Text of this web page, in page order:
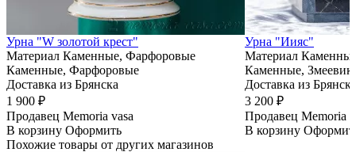
Урна "W золотой крест"
Материал Каменные, Фарфоровые
Каменные, Фарфоровые
Доставка из Брянска
1 900 ₽
Продавец Memoria vasa
В корзину Оформить
Урна "Иияс"
Материал
Каменные, Змеевик
Доставка из Брянска
3 200 ₽
Продавец Memoria
В корзину
Похожие товары от других магазинов